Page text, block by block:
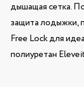
дышащая сетка.
защита лодыжки,
Free Lock для
полиуретан